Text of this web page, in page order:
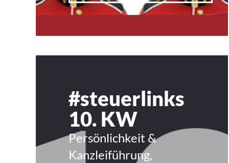
#steuerlinks
10. KW
Persönlichkeit &
Kanzleiführung,